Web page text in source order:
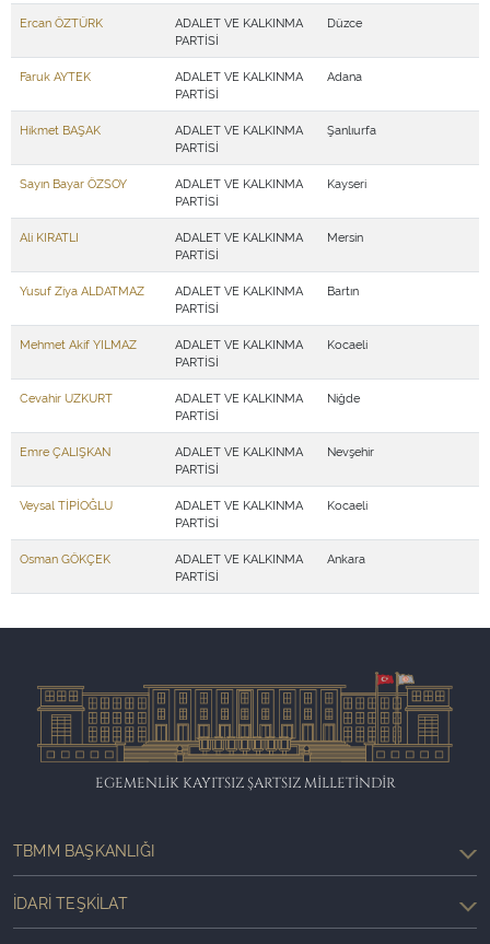
Ercan ÖZTÜRK
ADALET VE KALKINMA
PARTİSİ
Düzce
Faruk AYTEK
ADALET VE KALKINMA
PARTİSİ
Adana
Hikmet BAŞAK
ADALET VE KALKINMA
PARTİSİ
Şanlıurfa
Sayın Bayar ÖZSOY
ADALET VE KALKINMA
PARTİSİ
Kayseri
Ali KIRATLI
ADALET VE KALKINMA
PARTİSİ
Mersin
Yusuf Ziya ALDATMAZ
ADALET VE KALKINMA
PARTİSİ
Bartın
Mehmet Akif YILMAZ
ADALET VE KALKINMA
PARTİSİ
Kocaeli
Cevahir UZKURT
ADALET VE KALKINMA
PARTİSİ
Niğde
Emre ÇALIŞKAN
ADALET VE KALKINMA
PARTİSİ
Nevşehir
Veysal TİPİOĞLU
ADALET VE KALKINMA
PARTİSİ
Kocaeli
Osman GÖKÇEK
ADALET VE KALKINMA
PARTİSİ
Ankara
EGEMENLİK KAYITSIZ ŞARTSIZ MİLLETİNDİR
TBMM BAŞKANLIĞI
İDARI TEŞKILAT